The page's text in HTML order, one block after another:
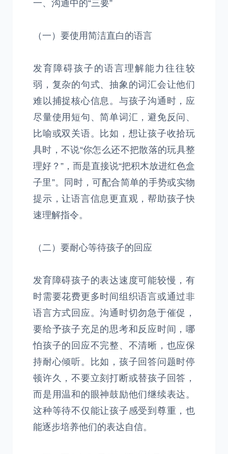
一、沟通中的“三要”
（一）要使用简洁直白的语言
发育障碍孩子的语言理解能力往往较
弱，复杂的句式、抽象的词汇会让他们
难以捕捉核心信息。与孩子沟通时，应
尽量使用短句、简单词汇，避免反问、
比喻或双关语。比如，想让孩子收拾玩
具时，不说“你怎么还不把散落的玩具整
理好？”，而是直接说“把积木放进红色盒
子里”。同时，可配合简单的手势或实物
提示，让语言信息更直观，帮助孩子快
速理解指令。
（二）要耐心等待孩子的回应
发育障碍孩子的表达速度可能较慢，有
时需要花费更多时间组织语言或通过非
语言方式回应。沟通时切勿急于催促，
要给予孩子充足的思考和反应时间，哪
怕孩子的回应不完整、不清晰，也应保
持耐心倾听。比如，孩子回答问题时停
顿许久，不要立刻打断或替孩子回答，
而是用温和的眼神鼓励他们继续表达。
这种等待不仅能让孩子感受到尊重，也
能逐步培养他们的表达自信。